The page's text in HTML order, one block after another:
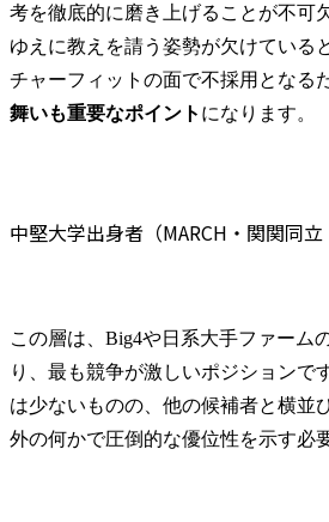
考を徹底的に磨き上げることが不可
ゆえに教えを請う姿勢が欠けている
チャーフィットの面で不採用となる
舞いも重要なポイント になります。
中堅大学出身者（MARCH・関関同立
この層は、Big4や日系大手ファーム
り、最も競争が激しいポジションで
は少ないものの、他の候補者と横並
外の何かで圧倒的な優位性を示す必